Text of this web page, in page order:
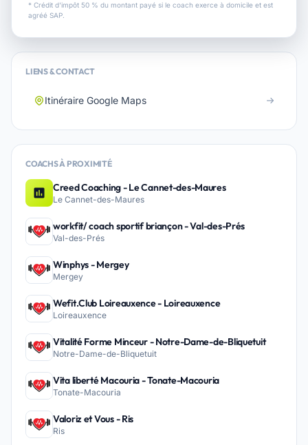
* Crédit d'impôt 50 % du montant payé si le coach exerce à domicile et est
agréé SAP.
LIENS & CONTACT
Itinéraire Google Maps
COACHS À PROXIMITÉ
Creed Coaching - Le Cannet-des-Maures
Le Cannet-des-Maures
workfit/ coach sportif briançon - Val-des-Prés
Val-des-Prés
Winphys - Mergey
Mergey
Wefit.Club Loireauxence - Loireauxence
Loireauxence
Vitalité Forme Minceur - Notre-Dame-de-Bliquetuit
Notre-Dame-de-Bliquetuit
Vita liberté Macouria - Tonate-Macouria
Tonate-Macouria
Valoriz et Vous - Ris
Ris